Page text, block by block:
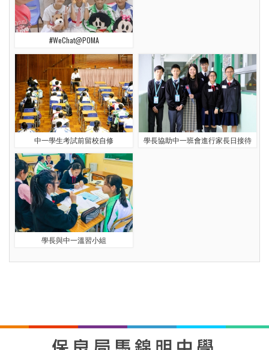
#WeChat@POMA
中一學生考試前留校自修 學長協助中一班會進行家長日接待
學長與中一溫習小組